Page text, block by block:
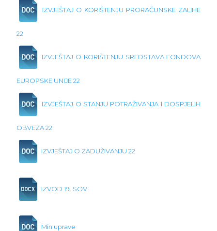
IZVJEŠTAJ O KORIŠTENJU PRORAČUNSKE ZALIHE
22
IZVJEŠTAJ O KORIŠTENJU SREDSTAVA FONDOVA
EUROPSKE UNIJE 22
IZVJEŠTAJ O STANJU POTRAŽIVANJA I DOSPJELIH
OBVEZA 22
IZVJEŠTAJ O ZADUŽIVANJU 22
IZVOD 19. SOV
Min uprave